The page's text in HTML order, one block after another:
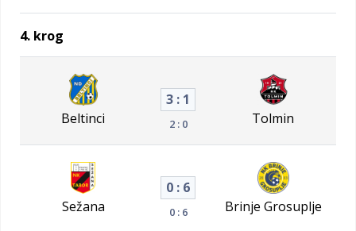
4. krog
Beltinci
3 : 1
2 : 0 Tolmin
Sežana
0 : 6
0 : 6 Brinje Grosuplje